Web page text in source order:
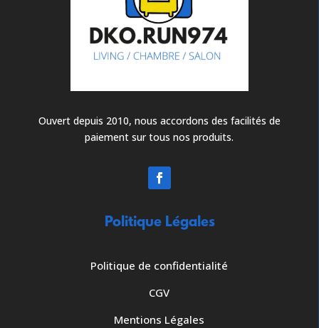
Ouvert depuis 2010, nous accordons des facilités de
paiement sur tous nos produits.
Politique Légales
Politique de confidentialité
CGV
Mentions Légales